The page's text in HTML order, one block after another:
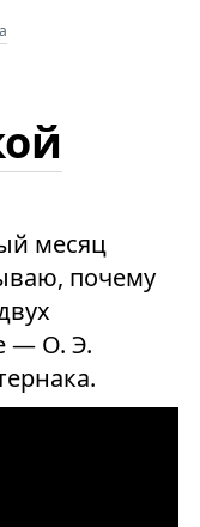
месяц
почему
— О. Э.